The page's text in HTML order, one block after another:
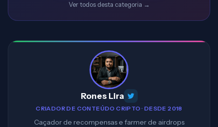
Ver todos desta categoria →
Rones Lira
CRIADOR DE CONTEÚDO CRIPTO · DESDE 2018
Caçador de recompensas e farmer de airdrops